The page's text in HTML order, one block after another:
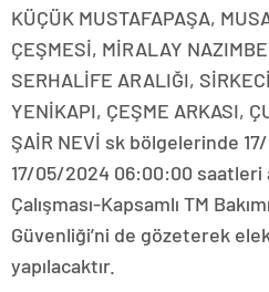
KÜÇÜK MUSTAFAPAŞA,
ÇEŞMESİ, MİRALAY
SERHALİFE ARALIĞI,
YENİKAPI, ÇEŞME ARKASI,
ŞAİR NEVİ sk bölgelerinde
17/05/2024 06:00:00 saatleri
Çalışması-Kapsamlı TM
Güvenliği’ni de gözeterek
yapılacaktır.